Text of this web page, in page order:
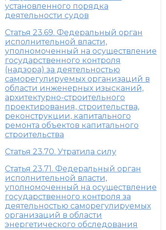
установленного порядка
деятельности судов
Статья 23.69. Федеральный орган
исполнительной власти,
уполномоченный на осуществление
государственного контроля
(надзора) за деятельностью
саморегулируемых организаций в
области инженерных изысканий,
архитектурно-строительного
проектирования, строительства,
реконструкции, капитального
ремонта объектов капитального
строительства
Статья 23.70. Утратила силу
Статья 23.71. Федеральный орган
исполнительной власти,
уполномоченный на осуществление
государственного контроля за
деятельностью саморегулируемых
организаций в области
энергетического обследования